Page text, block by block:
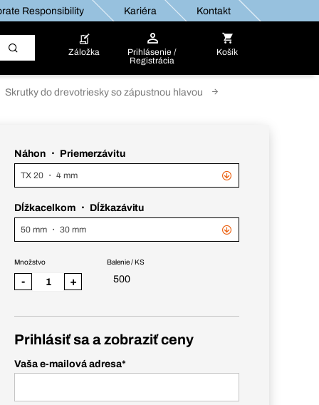
Responsibility Kariéra Kontakt
Záložka
Prihlásenie /
Registrácia
Košík
Skrutky do drevotriesky so zápustnou hlavou
Náhon ・ Priemerzávitu
TX 20 ・ 4 mm
Dĺžkacelkom ・ Dĺžkazávitu
50 mm ・ 30 mm
Balenie / KS
500
Množstvo
- +
Prihlásiť sa a zobraziť ceny
Vaša e-mailová adresa*